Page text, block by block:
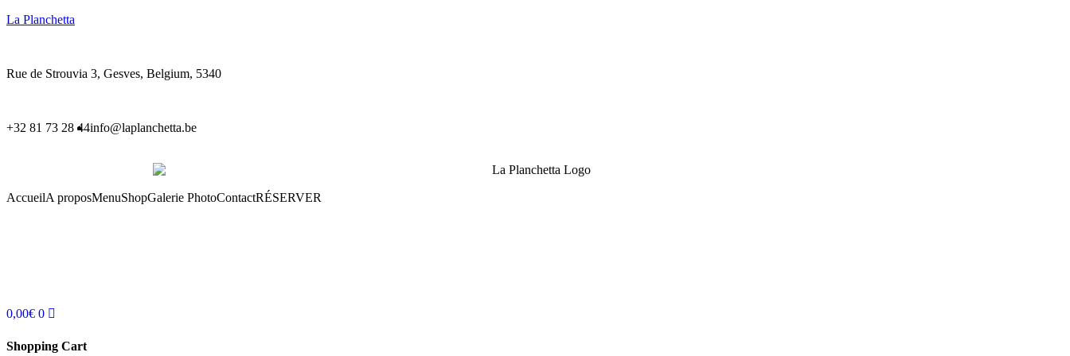
La Planchetta
Rue de Strouvia 3, Gesves, Belgium, 5340
+32 81 73 28 44info@laplanchetta.be
AccueilA proposMenuShopGalerie PhotoContactRÉSERVER
0,00€ 0
Shopping Cart